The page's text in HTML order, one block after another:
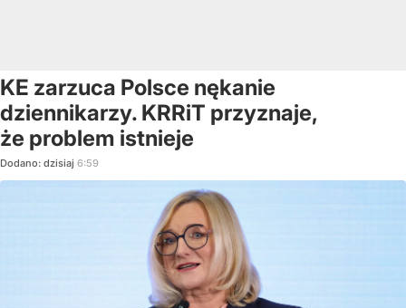
KE zarzuca Polsce nękanie
dziennikarzy. KRRiT przyznaje,
że problem istnieje
Dodano: dzisiaj 6:59